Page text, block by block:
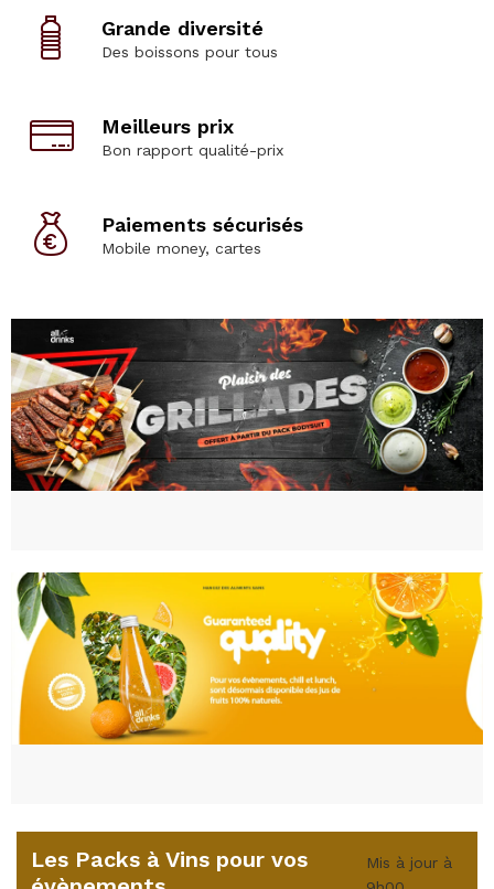
Grande diversité
Des boissons pour tous
Meilleurs prix
Bon rapport qualité-prix
Paiements sécurisés
Mobile money, cartes
Les Packs à Vins pour vos
Mis à jour à